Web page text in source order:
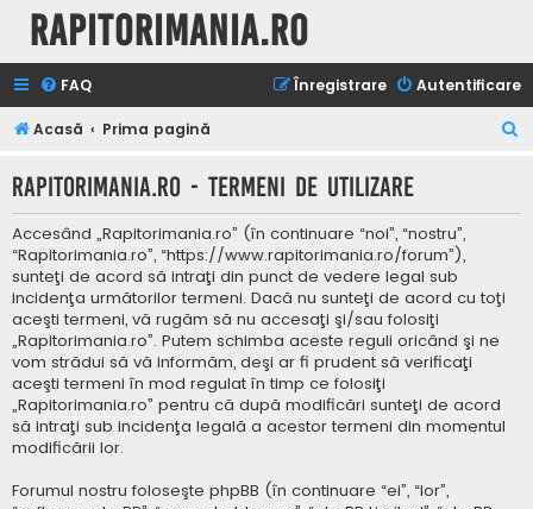
Rapitorimania.ro
FAQ Autentificare
Înregistrare
Acasă Prima pagină
t
Rapitorimania.ro - Termeni de utilizare
Accesând „Rapitorimania.ro” (în continuare “noi”, “nostru”,
“Rapitorimania.ro”, “https://www.rapitorimania.ro/forum”),
sunteţi de acord să intraţi din punct de vedere legal sub
incidenţa următorilor termeni. Dacă nu sunteţi de acord cu toţi
aceşti termeni, vă rugăm să nu accesaţi şi/sau folosiţi
„Rapitorimania.ro”. Putem schimba aceste reguli oricând şi ne
vom strădui să vă informăm, deşi ar fi prudent să verificaţi
aceşti termeni în mod regulat în timp ce folosiţi
„Rapitorimania.ro” pentru că după modificări sunteţi de acord
să intraţi sub incidenţa legală a acestor termeni din momentul
modificării lor.
Forumul nostru foloseşte phpBB (în continuare “ei”, “lor”,